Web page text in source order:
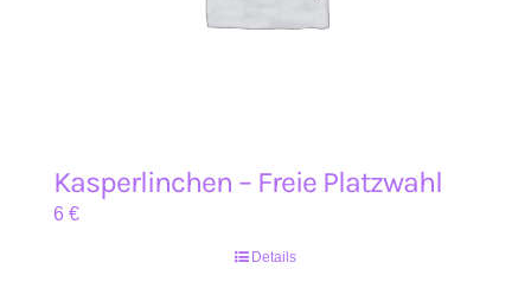
Kasperlinchen – Freie Platzwahl
6 €
Details